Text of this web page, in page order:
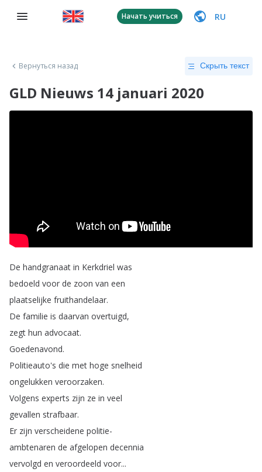
Начать учиться RU
Вернуться назад Скрыть текст
GLD Nieuws 14 januari 2020
De handgranaat in Kerkdriel was
bedoeld voor de zoon van een
plaatselijke fruithandelaar.
De familie is daarvan overtuigd,
zegt hun advocaat.
Goedenavond.
Politieauto's die met hoge snelheid
ongelukken veroorzaken.
Volgens experts zijn ze in veel
gevallen strafbaar.
Er zijn verscheidene politie-
ambtenaren de afgelopen decennia
vervolgd en veroordeeld voor...